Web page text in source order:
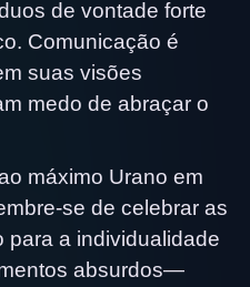
de vontade forte
Comunicação é
suas visões
medo de abraçar o
máximo Urano em
se de celebrar as
para a individualidade
absurdos—